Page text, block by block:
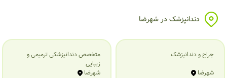
دندانپزشک در شهرضا
جراح و دندانپزشک
شهرضا
متخصص دندانپزشکی ترمیمی و
زیبایی
شهرضا